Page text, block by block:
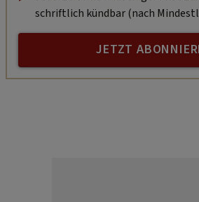
schriftlich kündbar (nach
JETZT